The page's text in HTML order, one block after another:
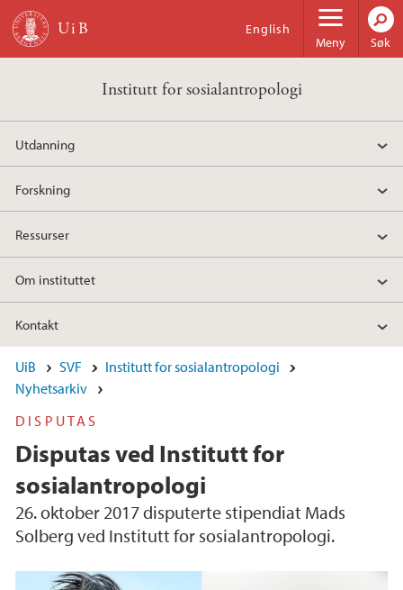
Hopp til hovedinnhold
Meny
English
Søk
Institutt for sosialantropologi
Utdanning
Forskning
Ressurser
Om instituttet
Kontakt
UiB SVF
Institutt for sosialantropologi
Nyhetsarkiv
DISPUTAS
Disputas ved Institutt for
sosialantropologi
26. oktober 2017 disputerte stipendiat Mads
Solberg ved Institutt for sosialantropologi.